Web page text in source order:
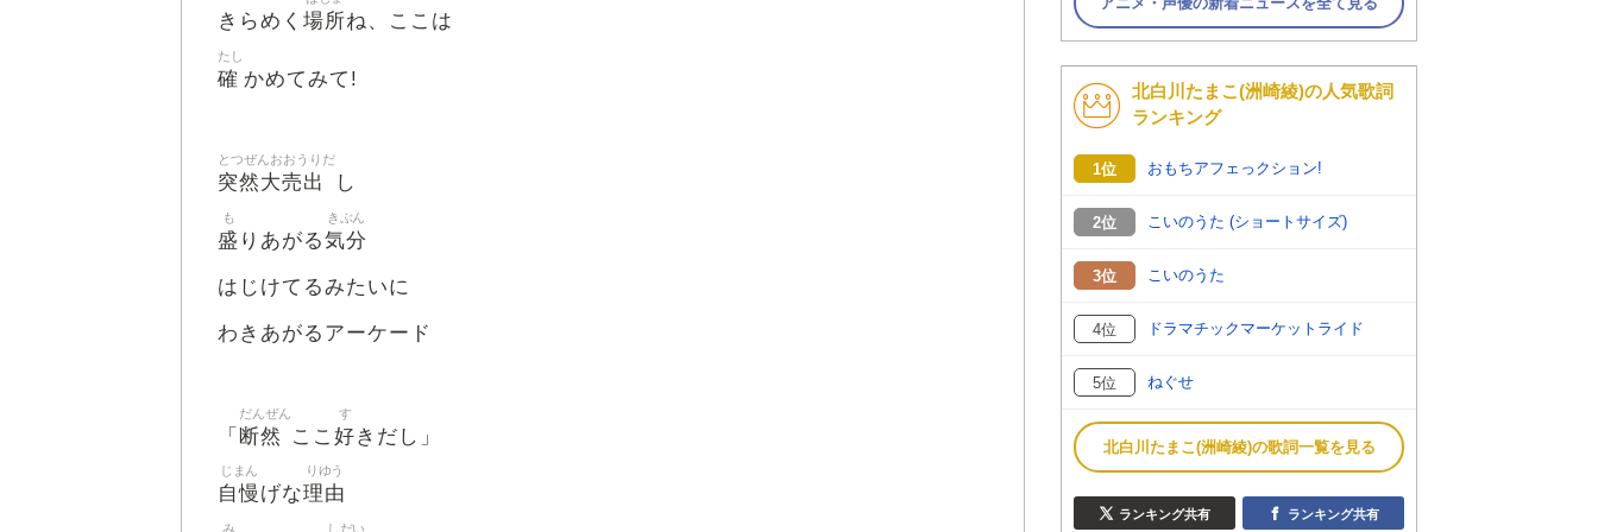
きらめく 場所ね、ここは
確
たし
かめてみて!
突然大売出
とつぜんおおうりだ
し
盛
も
りあがる気分
きぶん
はじけてるみたいに
わきあがるアーケード
「 断然
だんぜん
ここ 好
す
きだし」
自慢
じまん
げな理由
りゆう
み しだい
北白川たまこ(洲崎綾)の人気歌詞
ランキング
1位 おもちアフェっクション!
2位 こいのうた (ショートサイズ)
3位 こいのうた
4位 ドラマチックマーケットライド
5位 ねぐせ
北白川たまこ(洲崎綾)の歌詞一覧を見る
ランキング共有 ランキング共有